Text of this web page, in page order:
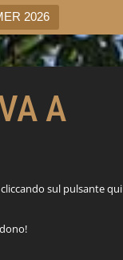
2026
A
sul pulsante qui